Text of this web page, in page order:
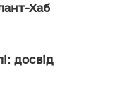
Хаб
досвід